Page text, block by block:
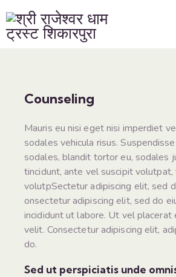
Counseling
Mauris eu nisi eget nisi imperdiet
sodales vehicula risus.
sodales, blandit tortor eu, sodales
tincidunt, ante vel suscipit volutpat,
volutpSectetur adipiscing elit, sed
onsectetur adipiscing elit, sed do
incididunt ut labore. Ut vel placerat
velit. Consectetur adipiscing elit,
do.
Sed ut perspiciatis unde